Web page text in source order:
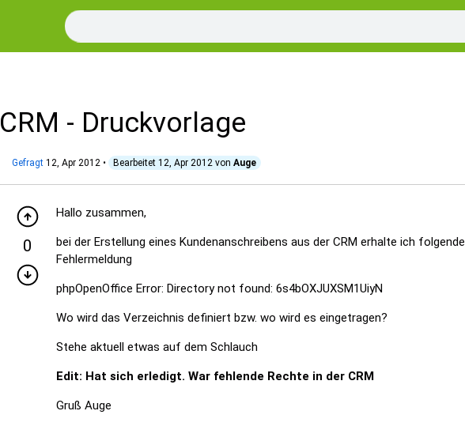
CRM - Druckvorlage
Gefragt 12, Apr 2012 • Bearbeitet 12, Apr 2012 von Auge
0
Hallo zusammen,
bei der Erstellung eines Kundenanschreibens aus der CRM erhalte ich folgende
Fehlermeldung
phpOpenOffice Error: Directory not found: 6s4bOXJUXSM1UiyN
Wo wird das Verzeichnis definiert bzw. wo wird es eingetragen?
Stehe aktuell etwas auf dem Schlauch
Edit: Hat sich erledigt. War fehlende Rechte in der CRM
Gruß Auge